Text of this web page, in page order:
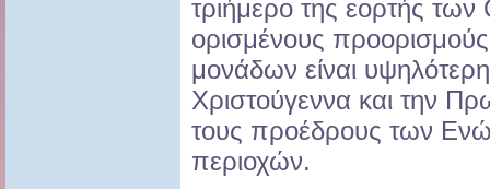
τριήμερο της εορτής
ορισμένους
μονάδων είναι
Χριστούγεννα και την
τους προέδρους των
περιοχών.